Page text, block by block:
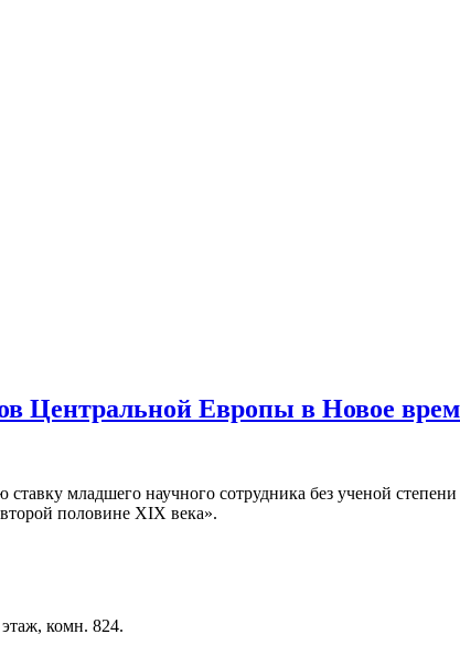
Центральной Европы в Новое
младшего научного сотрудника без ученой степени
половине XIX века».
комн. 824.